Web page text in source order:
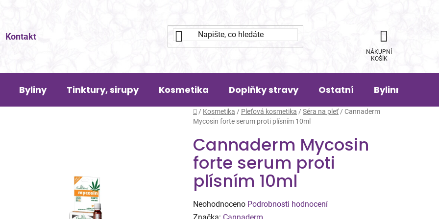
Kontakt
NÁKUPNÍ
KOŠÍK
Byliny Tinktury, sirupy Kosmetika Doplňky stravy Ostatní Bylinná
Domů
/ Kosmetika / Pleťová kosmetika / Séra na pleť / Cannaderm
Mycosin forte serum proti plísním 10ml
Cannaderm Mycosin
forte serum proti
plísním 10ml
Průměrné
hodnocení
Neohodnoceno Podrobnosti hodnocení
Značka: Cannaderm